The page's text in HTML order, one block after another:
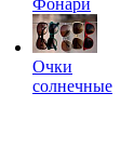
Фонари
Очки
солнечные